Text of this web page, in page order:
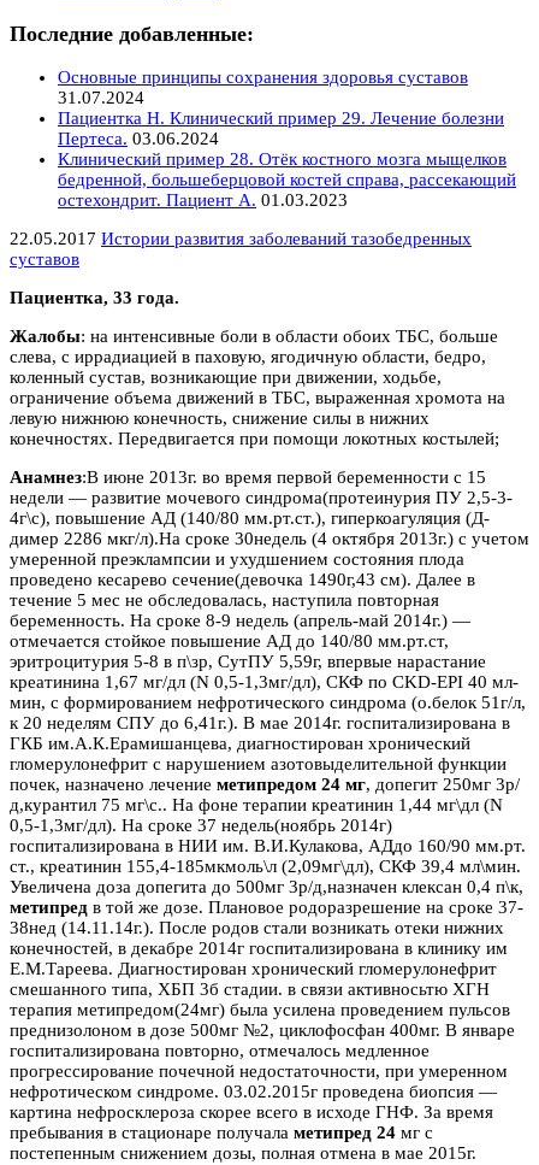
Последние добавленные:
Основные принципы сохранения здоровья суставов
31.07.2024
Пациентка Н. Клинический пример 29. Лечение болезни
Пертеса. 03.06.2024
Клинический пример 28. Отёк костного мозга мыщелков
бедренной, большеберцовой костей справа, рассекающий
остехондрит. Пациент А. 01.03.2023
22.05.2017 Истории развития заболеваний тазобедренных
суставов
Пациентка, 33 года.
Жалобы: на интенсивные боли в области обоих ТБС, больше
слева, с иррадиацией в паховую, ягодичную области, бедро,
коленный сустав, возникающие при движении, ходьбе,
ограничение объема движений в ТБС, выраженная хромота на
левую нижнюю конечность, снижение силы в нижних
конечностях. Передвигается при помощи локотных костылей;
Анамнез:В июне 2013г. во время первой беременности с 15
недели — развитие мочевого синдрома(протеинурия ПУ 2,5-3-
4г\с), повышение АД (140/80 мм.рт.ст.), гиперкоагуляция (Д-
димер 2286 мкг/л).На сроке 30недель (4 октября 2013г.) с учетом
умеренной преэклампсии и ухудшением состояния плода
проведено кесарево сечение(девочка 1490г,43 см). Далее в
течение 5 мес не обследовалась, наступила повторная
беременность. На сроке 8-9 недель (апрель-май 2014г.) —
отмечается стойкое повышение АД до 140/80 мм.рт.ст,
эритроцитурия 5-8 в п\зр, СутПУ 5,59г, впервые нарастание
креатинина 1,67 мг/дл (N 0,5-1,3мг/дл), СКФ по CKD-EPI 40 мл-
мин, с формированием нефротического синдрома (о.белок 51г/л,
к 20 неделям СПУ до 6,41г.). В мае 2014г. госпитализирована в
ГКБ им.А.К.Ерамишанцева, диагностирован хронический
гломерулонефрит с нарушением азотовыделительной функции
почек, назначено лечение метипредом 24 мг, допегит 250мг 3р/
д,курантил 75 мг\с.. На фоне терапии креатинин 1,44 мг\дл (N
0,5-1,3мг/дл). На сроке 37 недель(ноябрь 2014г)
госпитализирована в НИИ им. В.И.Кулакова, АДдо 160/90 мм.рт.
ст., креатинин 155,4-185мкмоль\л (2,09мг\дл), СКФ 39,4 мл\мин.
Увеличена доза допегита до 500мг 3р/д,назначен клексан 0,4 п\к,
метипред в той же дозе. Плановое родоразрешение на сроке 37-
38нед (14.11.14г.). После родов стали возникать отеки нижних
конечностей, в декабре 2014г госпитализирована в клинику им
Е.М.Тареева. Диагностирован хронический гломерулонефрит
смешанного типа, ХБП 3б стадии. в связи активносьтю ХГН
терапия метипредом(24мг) была усилена проведением пульсов
преднизолоном в дозе 500мг №2, циклофосфан 400мг. В январе
госпитализирована повторно, отмечалось медленное
прогрессирование почечной недостаточности, при умеренном
нефротическом синдроме. 03.02.2015г проведена биопсия —
картина нефросклероза скорее всего в исходе ГНФ. За время
пребывания в стационаре получала метипред 24 мг с
постепенным снижением дозы, полная отмена в мае 2015г.